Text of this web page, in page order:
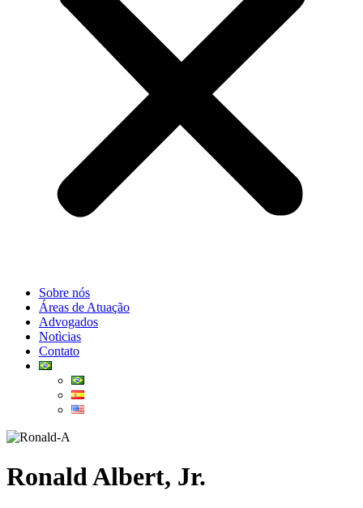
Sobre nós
Áreas de Atuação
Advogados
Notìcias
Contato
Ronald Albert, Jr.